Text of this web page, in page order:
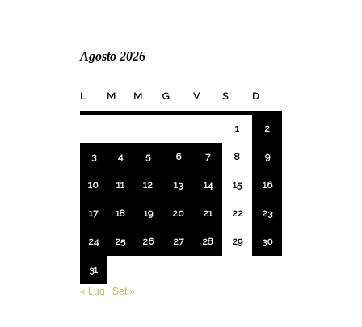
Agosto 2026
L M M G V S D
1 2
3 4 5 6 7 8 9
10 11 12 13 14 15 16
17 18 19 20 21 22 23
24 25 26 27 28 29 30
31
« Lug
Set »